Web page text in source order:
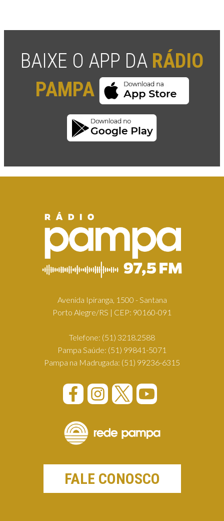
BAIXE O APP DA RÁDIO
PAMPA
Avenida Ipiranga, 1500 - Santana
Porto Alegre/RS | CEP: 90160-091
Telefone: (51) 3218.2588
Pampa Saúde: (51) 99841-5071
Pampa na Madrugada: (51) 99236-6315
FALE CONOSCO